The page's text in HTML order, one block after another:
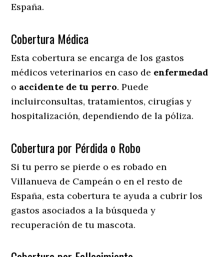
España.
Cobertura Médica
Esta cobertura se encarga de los gastos
médicos veterinarios en caso de enfermedad
o accidente de tu perro. Puede
incluirconsultas, tratamientos, cirugías y
hospitalización, dependiendo de la póliza.
Cobertura por Pérdida o Robo
Si tu perro se pierde o es robado en
Villanueva de Campeán o en el resto de
España, esta cobertura te ayuda a cubrir los
gastos asociados a la búsqueda y
recuperación de tu mascota.